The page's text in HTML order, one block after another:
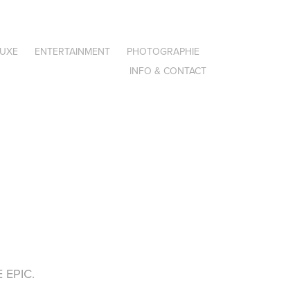
ENTERTAINMENT
PHOTOGRAPHIE
INFO & CONTACT